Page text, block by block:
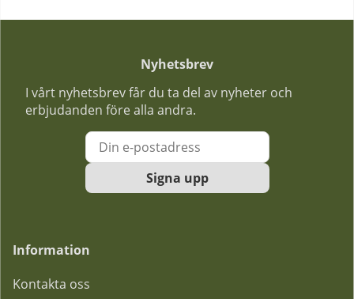
Nyhetsbrev
I vårt nyhetsbrev får du ta del av nyheter och
erbjudanden före alla andra.
Signa upp
Information
Kontakta oss